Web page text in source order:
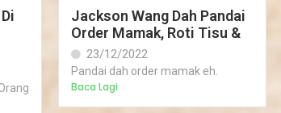
Jackson Wang Dah Pandai
Order Mamak, Roti Tisu &
23/12/2022
Pandai dah order mamak eh.
Baca Lagi